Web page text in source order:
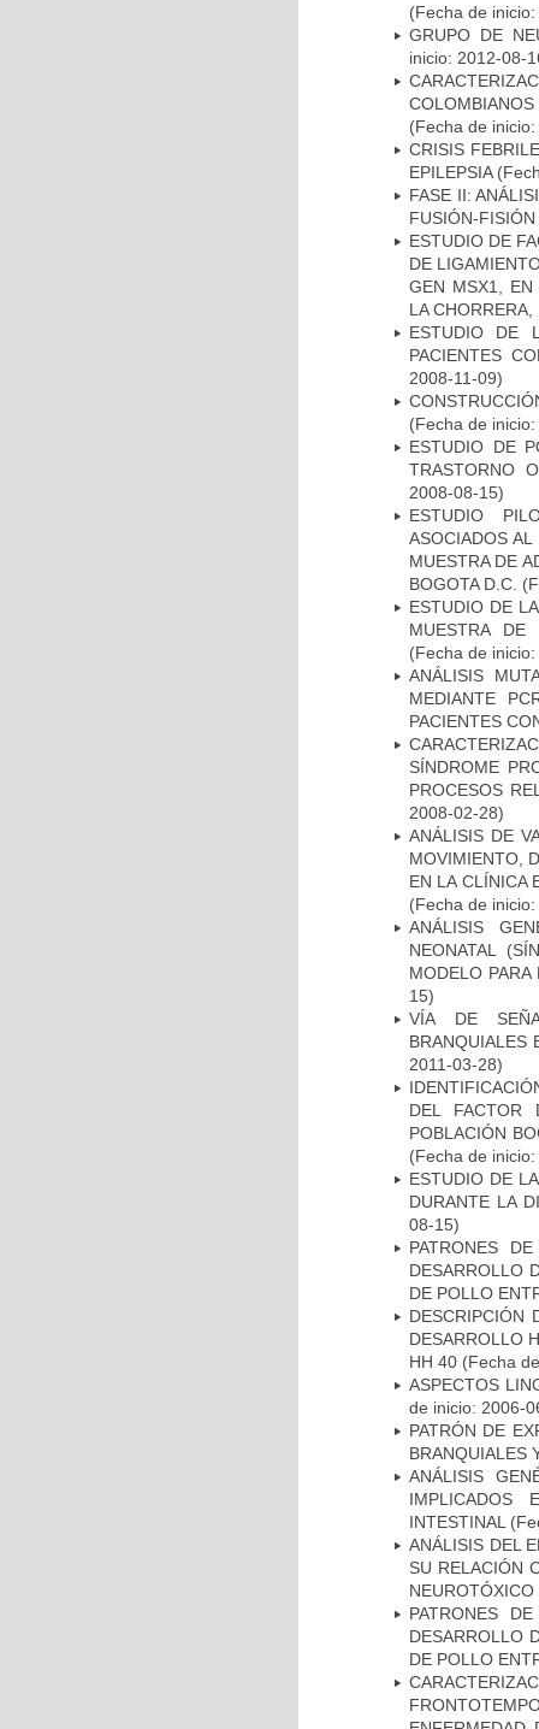
(Fecha de
GRUPO DE
inicio: 2012-08-
(Fecha de
CRISIS
EPILEPSIA
FASE II:
FUSIÓN-
ESTUDIO DE
DE
GEN MSX1, EN
LA
ESTUDIO DE
PACIENTES
2008-11-09)
(Fecha de
ESTUDIO DE
TRASTORNO
2008-08-15)
ESTUDIO
ASOCIADOS
MUESTRA DE
BOGOTA D.C.
ESTUDIO DE
MUESTRA DE
(Fecha de
ANÁLISIS
MEDIANTE
PACIENTES
SÍNDROME
PROCESOS
2008-02-28)
ANÁLISIS DE
MOVIMIENTO,
EN LA CLÍNICA
(Fecha de
ANÁLISIS
NEONATAL
MODELO
15)
VÍA DE
BRANQUIALES
2011-03-28)
DEL FACTOR
POBLACIÓN
(Fecha de
ESTUDIO DE
DURANTE LA
08-15)
PATRONES
DESARROLLO
DE POLLO
DESCRIPCIÓN
DESARROLLO
HH 40 (Fecha
ASPECTOS
de inicio: 2006-
PATRÓN DE
BRANQUIALES
ANÁLISIS
IMPLICADOS
INTESTINAL
ANÁLISIS DEL
SU RELACIÓN
NEUROTÓXICO
PATRONES
DESARROLLO
DE POLLO